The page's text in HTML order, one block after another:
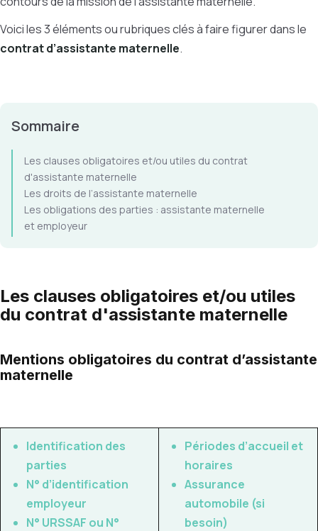
Voici les 3 éléments ou rubriques clés à faire figurer dans le
contrat d’assistante maternelle.
Sommaire
Les clauses obligatoires et/ou utiles du contrat
d'assistante maternelle
Les droits de l’assistante maternelle
Les obligations des parties : assistante maternelle
et employeur
Les clauses obligatoires et/ou utiles
du contrat d'assistante maternelle
Mentions obligatoires du contrat d’assistante
maternelle
Identification des
parties
N° d’identification
employeur
N° URSSAF ou N°
Périodes d’accueil et
horaires
Assurance
automobile (si
besoin)